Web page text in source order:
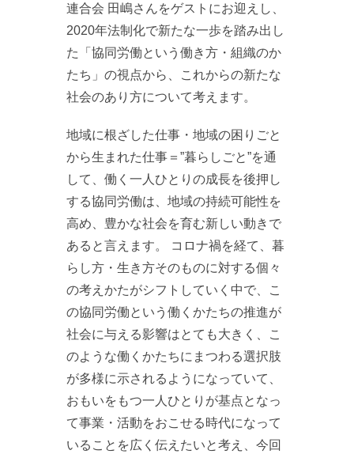
連合会 田嶋さんをゲストにお迎えし、
2020年法制化で新たな一歩を踏み出し
た「協同労働という働き方・組織のか
たち」の視点から、これからの新たな
社会のあり方について考えます。
地域に根ざした仕事・地域の困りごと
から生まれた仕事＝”暮らしごと”を通
して、働く一人ひとりの成長を後押し
する協同労働は、地域の持続可能性を
高め、豊かな社会を育む新しい動きで
あると言えます。 コロナ禍を経て、暮
らし方・生き方そのものに対する個々
の考えかたがシフトしていく中で、こ
の協同労働という働くかたちの推進が
社会に与える影響はとても大きく、こ
のような働くかたちにまつわる選択肢
が多様に示されるようになっていて、
おもいをもつ一人ひとりが基点となっ
て事業・活動をおこせる時代になって
いることを広く伝えたいと考え、今回